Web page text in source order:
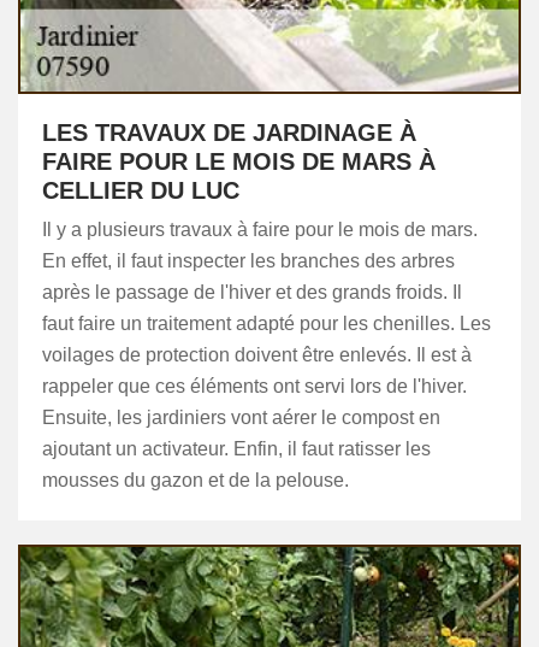
LES TRAVAUX DE JARDINAGE À
FAIRE POUR LE MOIS DE MARS À
CELLIER DU LUC
Il y a plusieurs travaux à faire pour le mois de mars.
En effet, il faut inspecter les branches des arbres
après le passage de l'hiver et des grands froids. Il
faut faire un traitement adapté pour les chenilles. Les
voilages de protection doivent être enlevés. Il est à
rappeler que ces éléments ont servi lors de l'hiver.
Ensuite, les jardiniers vont aérer le compost en
ajoutant un activateur. Enfin, il faut ratisser les
mousses du gazon et de la pelouse.